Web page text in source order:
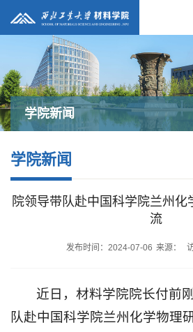
学院新闻
学院新闻
院领导带队赴中国科学院兰州化
流
发布时间：2024-07-06 来源：
近日，材料学院院长付前
队赴中国科学院兰州化学物理